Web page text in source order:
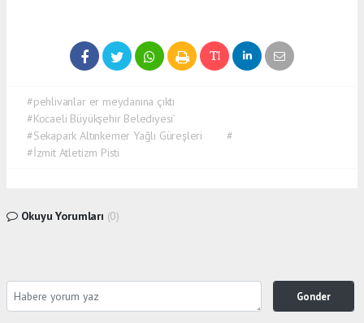
#pehlivanlar er meydanına çıktı
#Kocaeli Büyükşehir Belediyesi’
#Sekapark Altınkemer Yağlı Güreşleri
#
#İzmit Atletizm Pisti
Okuyu Yorumları (0)
Gonder